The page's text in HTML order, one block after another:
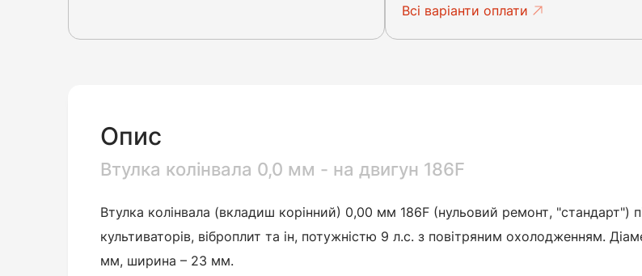
Всі варіанти оплати
Опис
Втулка колінвала 0,0 мм - на двигун 186F
Втулка колінвала (вкладиш корінний) 0,00 мм 186F (нульовий ремонт, "стандарт")
культиваторів, віброплит та ін, потужністю 9 л.с. з повітряним охолодженням.
мм, ширина – 23 мм.